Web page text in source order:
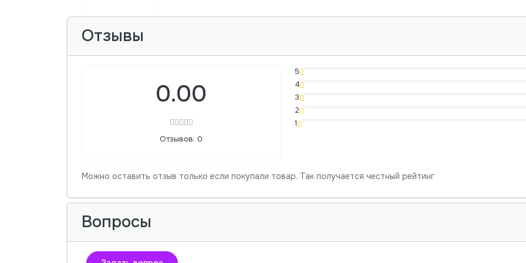
Отзывы
0.00
Отзывов: 0
5
4
3
2
1
Можно оставить отзыв только если покупали товар. Так получается честный рейтинг
Вопросы